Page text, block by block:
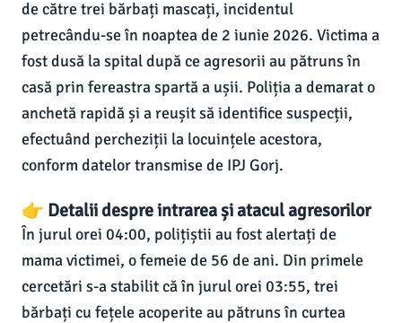
de către trei bărbați mascați, incidentul
petrecându-se în noaptea de 2 iunie 2026. Victima a
fost dusă la spital după ce agresorii au pătruns în
casă prin fereastra spartă a ușii. Poliția a demarat o
anchetă rapidă și a reușit să identifice suspecții,
efectuând percheziții la locuințele acestora,
conform datelor transmise de IPJ Gorj.
👉 Detalii despre intrarea și atacul agresorilor
În jurul orei 04:00, polițiștii au fost alertați de
mama victimei, o femeie de 56 de ani. Din primele
cercetări s-a stabilit că în jurul orei 03:55, trei
bărbați cu fețele acoperite au pătruns în curtea